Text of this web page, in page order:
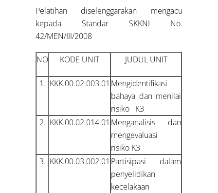
Pelatihan diselenggarakan mengacu
kepada Standar SKKNI No.
42/MEN/III/2008
NO KODE UNIT JUDUL UNIT
1. KKK.00.02.003.01 Mengidentifikasi
bahaya dan menilai
risiko K3
2. KKK.00.02.014.01 Menganalisis dan
mengevaluasi
risiko K3
3. KKK.00.03.002.01 Partisipasi dalam
penyelidikan
kecelakaan